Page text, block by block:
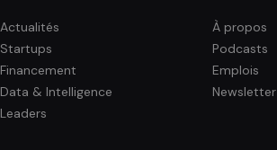
Actualités
Startups
Financement
Data & Intelligence
Leaders
À propos
Podcasts
Emplois
Newsletter